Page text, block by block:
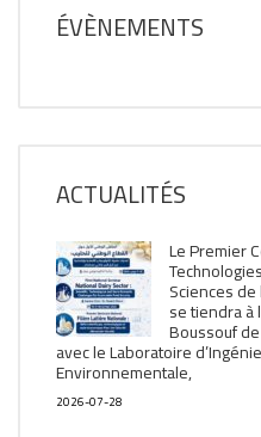
ÉVÈNEMENTS
ACTUALITÉS
Le Premier
Sciences de
se tiendra à
Boussouf
avec le Laboratoire
Environnementale,
2026-07-28